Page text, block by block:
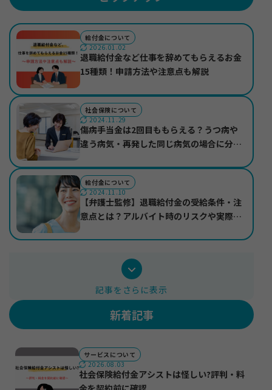
給付金について
2026.01.02
退職給付金など仕事を辞めてもらえるお金
15種類！申請方法や注意点も解説
社会保険について
2024.11.29
傷病手当金は2回目ももらえる？うつ病や
違う病気・再発した同じ病気の場合に分け
給付金について
2024.11.10
【弁護士監修】退職給付金の受給条件・注
意点とは？アルバイト時のリスクや実際の
記事をさらに表示
新着記事
サービスについて
2026.08.03
社会保険給付金アシストは怪しい?評判・料